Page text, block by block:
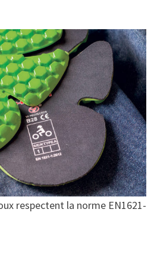
respectent la norme EN1621-